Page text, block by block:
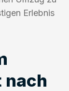
Erlebnis